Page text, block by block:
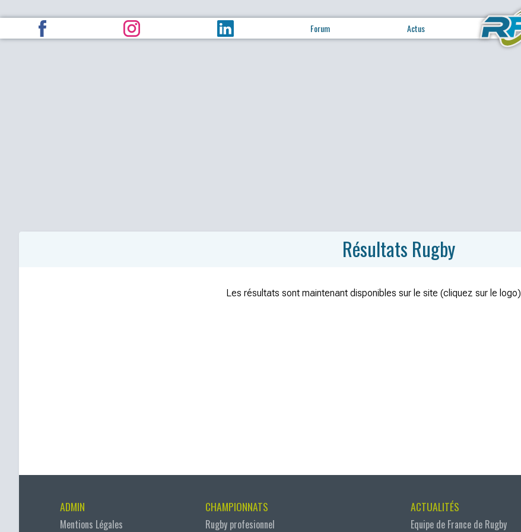
Forum Actus
Résultats Rugby
Les résultats sont maintenant disponibles sur le site (cliquez sur le logo)
ADMIN
Mentions Légales
CHAMPIONNATS
Rugby profesionnel
ACTUALITÉS
Equipe de France de Rugby